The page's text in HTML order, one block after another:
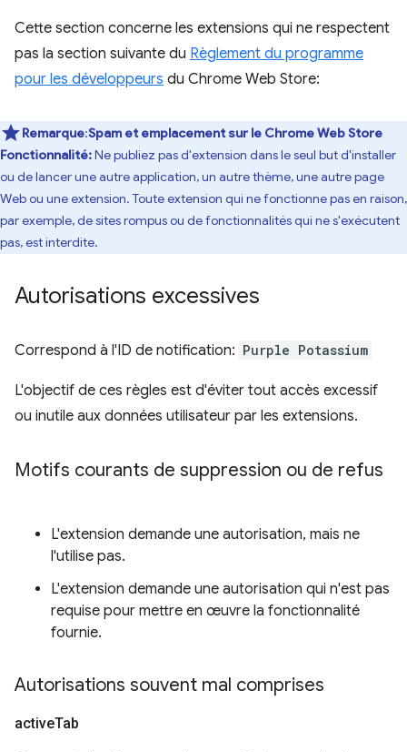
Cette section concerne les extensions qui ne respectent
pas la section suivante du Règlement du programme
pour les développeurs du Chrome Web Store:
Remarque:Spam et emplacement sur le Chrome Web Store
Fonctionnalité:Ne publiez pas d'extension dans le seul but d'installer
ou de lancer une autre application, un autre thème, une autre page
Web ou une extension. Toute extension qui ne fonctionne pas en raison,
par exemple, de sites rompus ou de fonctionnalités qui ne s'exécutent
pas, est interdite.
Autorisations excessives
Correspond à l'ID de notification: Purple Potassium
L'objectif de ces règles est d'éviter tout accès excessif
ou inutile aux données utilisateur par les extensions.
Motifs courants de suppression ou de refus
L'extension demande une autorisation, mais ne
l'utilise pas.
L'extension demande une autorisation qui n'est pas
requise pour mettre en œuvre la fonctionnalité
fournie.
Autorisations souvent mal comprises
activeTab